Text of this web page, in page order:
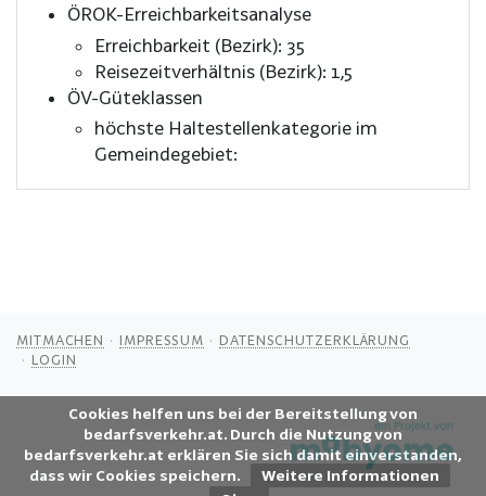
Cookies helfen uns bei der Bereitstellung von
bedarfsverkehr.at. Durch die Nutzung von
bedarfsverkehr.at erklären Sie sich damit einverstanden,
dass wir Cookies speichern.
Weitere Informationen
ÖROK-Erreichbarkeitsanalyse
Erreichbarkeit (Bezirk): 35
Reisezeitverhältnis (Bezirk): 1,5
ÖV-Güteklassen
höchste Haltestellenkategorie im
Gemeindegebiet:
MITMACHEN IMPRESSUM
DATENSCHUTZERKLÄRUNG
LOGIN